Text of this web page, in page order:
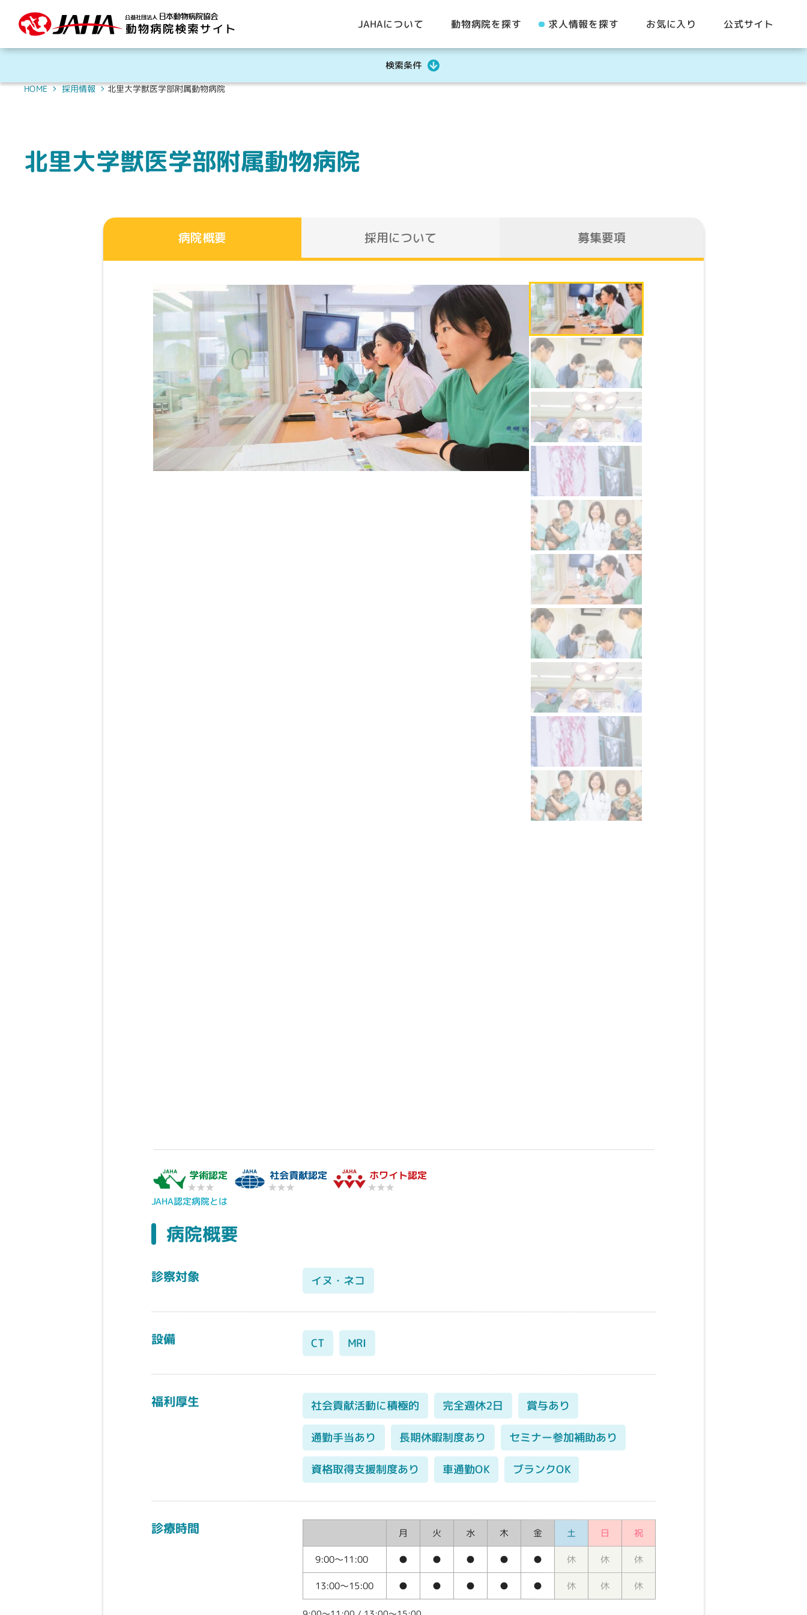
JAHAについて 動物病院を探す 求人情報を探す お気に入り 公式サイト
検索条件
HOME 採用情報 北里大学獣医学部附属動物病院
北里大学獣医学部附属動物病院
病院概要 採用について 募集要項
学術認定
★★★
社会貢献認定
★★★
ホワイト認定
★★★
JAHA認定病院とは
病院概要
診察対象 イヌ・ネコ
設備 CT MRI
福利厚生 社会貢献活動に積極的 完全週休2日 賞与あり
通勤手当あり 長期休暇制度あり セミナー参加補助あり
資格取得支援制度あり 車通勤OK ブランクOK
診療時間 月 火 水 木 金 土 日 祝
9:00〜11:00 ● ● ● ● ● 休 休 休
13:00〜15:00 ● ● ● ● ● 休 休 休